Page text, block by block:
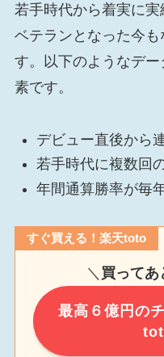
若手時代から着実に実
ベテランとなった今
す。以下のようなデ
素です。
デビュー直後から
若手時代に複数回
年間通算勝率が毎
すぐ買える！楽天toto
＼ 買ってあ
最高６億円の